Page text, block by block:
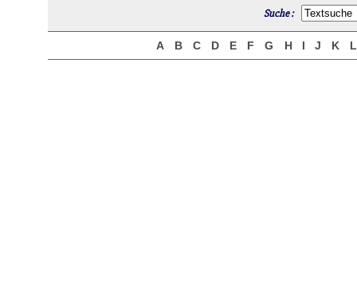
Suche :
A B C D E F G H I J K